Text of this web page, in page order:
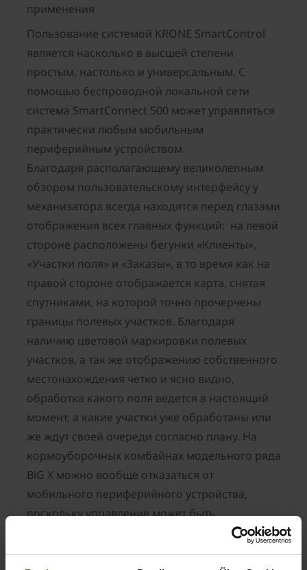
применения
Пользование системой KRONE SmartControl
является насколько в высшей степени
простым, настолько и универсальным. С
помощью беспроводной локальной сети
система SmartConnect 500 может управляться
практически любым мобильным
периферийным устройством.
Благодаря располагающему великолепным
обзором пользовательскому интерфейсу у
механизатора всегда находятся перед глазами
отображения всех главных функций: на левой
стороне расположены бегунки «Клиенты»,
«Участки поля» и «Заказы», в то время как на
правой стороне отображается карта, снятая
спутниками, на которой точно прочерчены
границы полевых участков. Благодаря
наличию цветовой маркировки полевых
участков, а так же отображению собственного
местонахождения четко и ясно видно,
обработка какого поля ведется в настоящий
момент, а какие участки уже обработаны или
же ждут своей очереди согласно плану. На
кормоуборочных комбайнах модельного ряда
BiG X можно вообще отказаться от
мобильного периферийного устройства,
поскольку управление может быть
реализовано в том числе и напрямую
посредством X-Touch-терминала.